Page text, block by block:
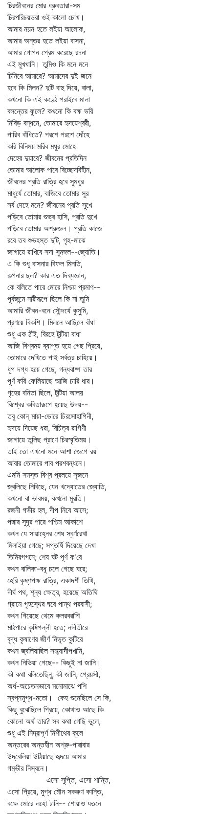
চিরজীবনের মোর ধ্রুবতারা-সম
চিরপরিচয়ভরা ওই কালো চোখ।
আমার নয়ন হতে লইয়া আলোক,
আমার অন্তর হতে লইয়া বাসনা,
আমার গোপন প্রেম করেছে রচনা
এই মুখখানি। তুমিও কি মনে মনে
চিনিবে আমারে? আমাদের দুই জনে
হবে কি মিলন? দুটি বাহু দিয়ে, বালা,
কখনো কি এই কণ্ঠে পরাইবে মালা
বসন্তের ফুলে? কখনো কি বক্ষ ভরি
নিবিড় বন্ধনে, তোমারে হৃদয়েশ্বরী,
পারিব বাঁধিতে? পরশে পরশে দোঁহে
করি বিনিময় মরিব মধুর মোহে
দেহের দুয়ারে? জীবনের প্রতিদিন
তোমার আলোক পাবে বিচ্ছেদবিহীন,
জীবনের প্রতি রাত্রি হবে সুমধুর
মাধুর্যে তোমার, বাজিবে তোমার সুর
সর্ব দেহে মনে? জীবনের প্রতি সুখে
পড়িবে তোমার শুভ্র হাসি, প্রতি দুখে
পড়িবে তোমার অশ্রুজল। প্রতি কাজে
রবে তব শুভহস্ত দুটি, গৃহ-মাঝে
জাগায়ে রাখিবে সদা সুমঙ্গল--জ্যোতি।
এ কি শুধু বাসনার বিফল মিনতি,
কল্পনার ছল? কার এত দিব্যজ্ঞান,
কে বলিতে পারে মোরে নিশ্চয় প্রমাণ--
পূর্বজন্মে নারীরূপে ছিলে কি না তুমি
আমারি জীবন-বনে সৌন্দর্যে কুসুমি,
প্রণয়ে বিকশি। মিলনে আছিলে বাঁধা
শুধু এক ঠাঁই, বিরহে টুটিয়া বাধা
আজি বিশ্বময় ব্যাপ্ত হয়ে গেছ প্রিয়ে,
তোমারে দেখিতে পাই সর্বত্র চাহিয়ে।
ধূপ দগ্ধ হয়ে গেছে, গন্ধবাষ্প তার
পূর্ণ করি ফেলিয়াছে আজি চারি ধার।
গৃহের বনিতা ছিলে, টুটিয়া আলয়
বিশ্বের কবিতারূপে হয়েছ উদয়--
তবু কোন্‌ মায়া-ডোরে চিরসোহাগিনী,
হৃদয়ে দিয়েছ ধরা, বিচিত্র রাগিণী
জাগায়ে তুলিছ প্রাণে চিরস্মৃতিময়।
তাই তো এখনো মনে আশা জেগে রয়
আবার তোমারে পাব পরশবন্ধনে।
এমনি সমস্ত বিশ্ব প্রলয়ে সৃজনে
জ্বলিছে নিবিছে, যেন খদ্যোতের জ্যোতি,
কখনো বা ভাবময়, কখনো মুরতি।
রজনী গভীর হল, দীপ নিবে আসে;
পদ্মার সুদূর পারে পশ্চিম আকাশে
কখন যে সায়াহ্নের শেষ স্বর্ণরেখা
মিলাইয়া গেছে; সপ্তর্ষি দিয়েছে দেখা
তিমিরগগনে; শেষ ঘট পূর্ণ ক'রে
কখন বালিকা-বধূ চলে গেছে ঘরে;
হেরি কৃষ্ণপক্ষ রাত্রি, একাদশী তিথি,
দীর্ঘ পথ, শূন্য ক্ষেত্র, হয়েছে অতিথি
গ্রামে গৃহস্থের ঘরে পান্থ পরবাসী;
কখন গিয়েছে থেমে কলরবরাশি
মাঠপারে কৃষিপল্লী হতে; নদীতীরে
বৃদ্ধ কৃষাণের জীর্ণ নিভৃত কুটিরে
কখন জ্বলিয়াছিল সন্ধ্যাদীপখানি,
কখন নিভিয়া গেছে-- কিছুই না জানি।
কী কথা বলিতেছিনু, কী জানি, প্রেয়সী,
অর্ধ-অচেতনভাবে মনোমাঝে পশি
স্বপ্নমুগ্ধ-মতো। কেহ শুনেছিলে সে কি,
কিছু বুঝেছিলে প্রিয়ে, কোথাও আছে কি
কোনো অর্থ তার? সব কথা গেছি ভুলে,
শুধু এই নিদ্রাপূর্ণ নিশীথের কূলে
অন্তরের অন্তহীন অশ্রু-পারাবার
উদ্‌বেলিয়া উঠিয়াছে হৃদয়ে আমার
গম্ভীর নিস্বনে।
এসো সুপ্তি, এসো শান্তি,
এসো প্রিয়ে, মুগ্ধ মৌন সকরুণ কান্তি,
বক্ষে মোরে লহো টানি-- শোয়াও যতনে